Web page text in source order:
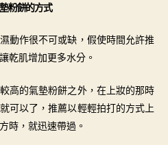
粉餅的方式
動作很不可或缺，假使時間允許推
乾肌增加更多水分。
高的氣墊粉餅之外，在上妝的那時
可以了，推薦以輕輕拍打的方式上
時，就迅速帶過。